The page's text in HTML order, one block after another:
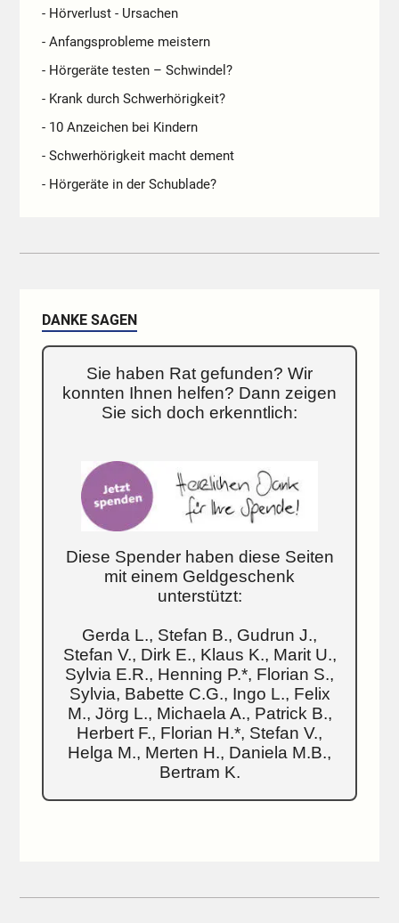
- Hörverlust - Ursachen
- Anfangsprobleme meistern
- Hörgeräte testen – Schwindel?
- Krank durch Schwerhörigkeit?
- 10 Anzeichen bei Kindern
- Schwerhörigkeit macht dement
- Hörgeräte in der Schublade?
DANKE SAGEN
Sie haben Rat gefunden? Wir
konnten Ihnen helfen? Dann zeigen
Sie sich doch erkenntlich:
Diese Spender haben diese Seiten
mit einem Geldgeschenk
unterstützt:
Gerda L., Stefan B., Gudrun J.,
Stefan V., Dirk E., Klaus K., Marit U.,
Sylvia E.R., Henning P.*, Florian S.,
Sylvia, Babette C.G., Ingo L., Felix
M., Jörg L., Michaela A., Patrick B.,
Herbert F., Florian H.*, Stefan V.,
Helga M., Merten H., Daniela M.B.,
Bertram K.